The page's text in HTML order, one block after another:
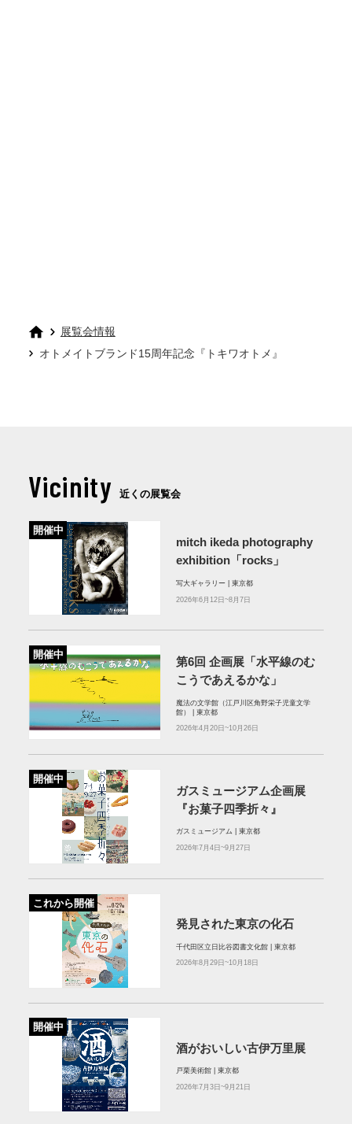
展覧会情報
オトメイトブランド15周年記念『トキワオトメ』
Vicinity 近くの展覧会
開催中
mitch ikeda photography
exhibition「rocks」
写大ギャラリー | 東京都
2026年6月12日~8月7日
開催中
第6回 企画展「水平線のむ
こうであえるかな」
魔法の文学館（江戸川区角野栄子児童文学
館） | 東京都
2026年4月20日~10月26日
開催中
ガスミュージアム企画展
『お菓子四季折々』
ガスミュージアム | 東京都
2026年7月4日~9月27日
これから開催
発見された東京の化石
千代田区立日比谷図書文化館 | 東京都
2026年8月29日~10月18日
開催中
酒がおいしい古伊万里展
戸栗美術館 | 東京都
2026年7月3日~9月21日